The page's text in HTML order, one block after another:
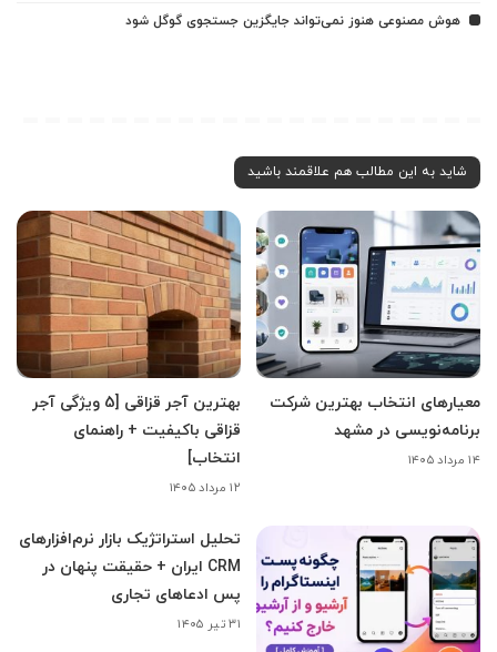
هوش مصنوعی هنوز نمی‌تواند جایگزین جستجوی گوگل شود
شاید به این مطالب هم علاقمند باشید
معیارهای انتخاب بهترین شرکت
برنامه‌نویسی در مشهد
۱۴ مرداد ۱۴۰۵
بهترین آجر قزاقی [5 ویژگی آجر
قزاقی باکیفیت + راهنمای
انتخاب]
۱۲ مرداد ۱۴۰۵
تحلیل استراتژیک بازار نرم‌افزارهای
CRM ایران + حقیقت پنهان در
پس ادعاهای تجاری
۳۱ تیر ۱۴۰۵